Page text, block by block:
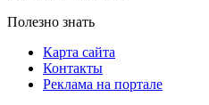
Полезно знать
Карта сайта
Контакты
Реклама на портале